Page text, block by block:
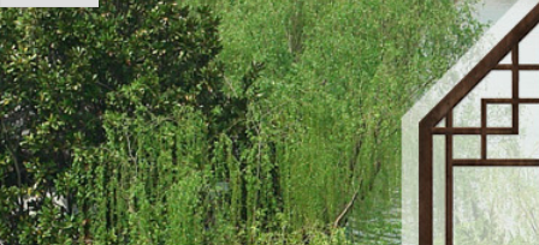
景区瞬时最大承载量为42000人